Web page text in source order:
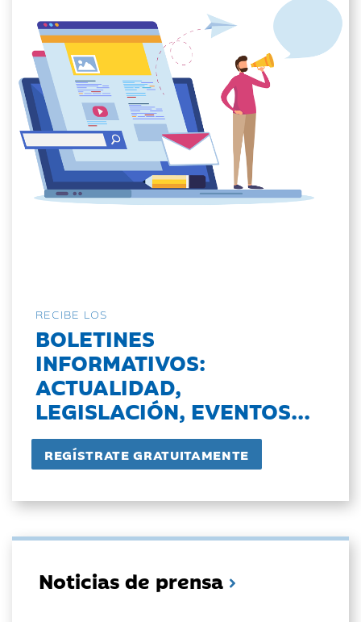
RECIBE LOS
BOLETINES
INFORMATIVOS:
ACTUALIDAD,
LEGISLACIÓN, EVENTOS...
Noticias de prensa